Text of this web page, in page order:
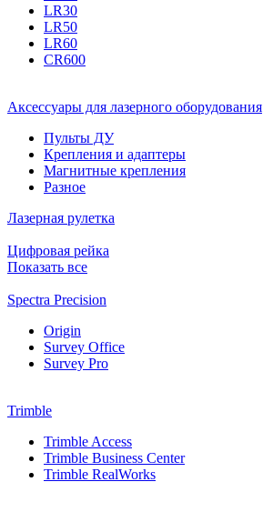
LR30
LR50
LR60
CR600
Аксессуары для лазерного оборудования
Пульты ДУ
Крепления и адаптеры
Магнитные крепления
Разное
Лазерная рулетка
Цифровая рейка
Показать все
Spectra Precision
Origin
Survey Office
Survey Pro
Trimble
Trimble Access
Trimble Business Center
Trimble RealWorks